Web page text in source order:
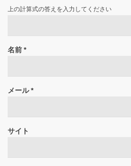
上の計算式の答えを入力してください
名前*
メール*
サイト